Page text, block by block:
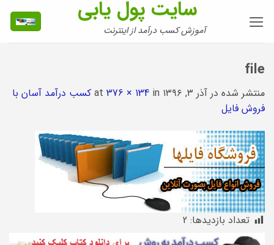
سایت پول یابی
آموزش کسب درآمد از اینترنت
file
منتشر شده در آذر ۳, ۱۳۹۶ 376 × 134 in
کسب درآمد آسان با
فروش فایل
تعداد بازدیدها: 2